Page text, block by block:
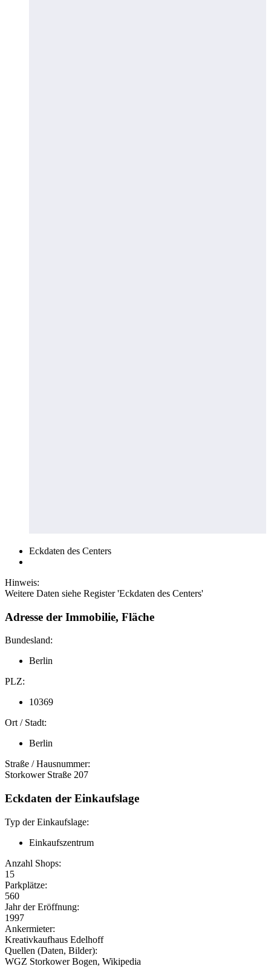
Eckdaten des Centers
Hinweis:
Weitere Daten siehe Register 'Eckdaten des Centers'
Adresse der Immobilie, Fläche
Bundesland:
Berlin
PLZ:
10369
Ort / Stadt:
Berlin
Straße / Hausnummer:
Storkower Straße 207
Eckdaten der Einkaufslage
Typ der Einkaufslage:
Einkaufszentrum
Anzahl Shops:
15
Parkplätze:
560
Jahr der Eröffnung:
1997
Ankermieter:
Kreativkaufhaus Edelhoff
Quellen (Daten, Bilder):
WGZ Storkower Bogen, Wikipedia